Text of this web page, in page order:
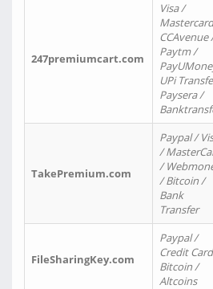
247premiumcart.com
Visa /
CCAvenue
Paytm /
UPi
Paysera /
TakePremium.com
Paypal /
/
/
/ Bitcoin /
Bank
Transfer
FileSharingKey.com
Paypal /
Credit
Bitcoin /
Altcoins